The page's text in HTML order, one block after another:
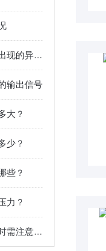
压力变送器在使用过程中出现的异常怎么解决
输出信号
大？
少？
些？
力？
扩散硅压力变送器在使用时需注意几种情况？